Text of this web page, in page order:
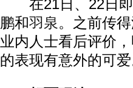
在21日、22日即
鹏和羽泉。之前传
业内人士看后评价
的表现有意外的可爱